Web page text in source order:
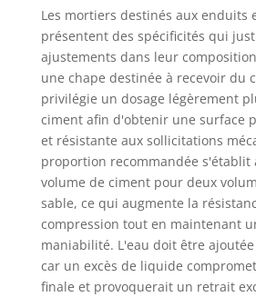
Les mortiers destinés aux enduits
présentent des spécificités qui
ajustements dans leur
une chape destinée à recevoir du
privilégie un dosage légèrement
ciment afin d'obtenir une surface
et résistante aux sollicitations
proportion recommandée s'établit
volume de ciment pour deux
sable, ce qui augmente la
compression tout en maintenant
maniabilité. L'eau doit être
car un excès de liquide
finale et provoquerait un retrait